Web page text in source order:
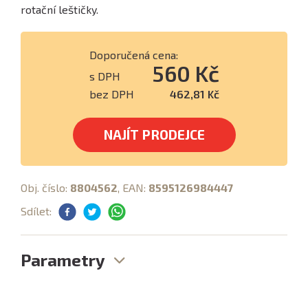
rotační leštičky.
Doporučená cena:
s DPH
560 Kč
bez DPH 462,81 Kč
NAJÍT PRODEJCE
Obj. číslo: 8804562, EAN: 8595126984447
Sdílet:
Parametry